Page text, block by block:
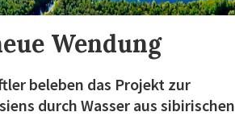
Wendung
beleben das Projekt zur
durch Wasser aus sibirischen